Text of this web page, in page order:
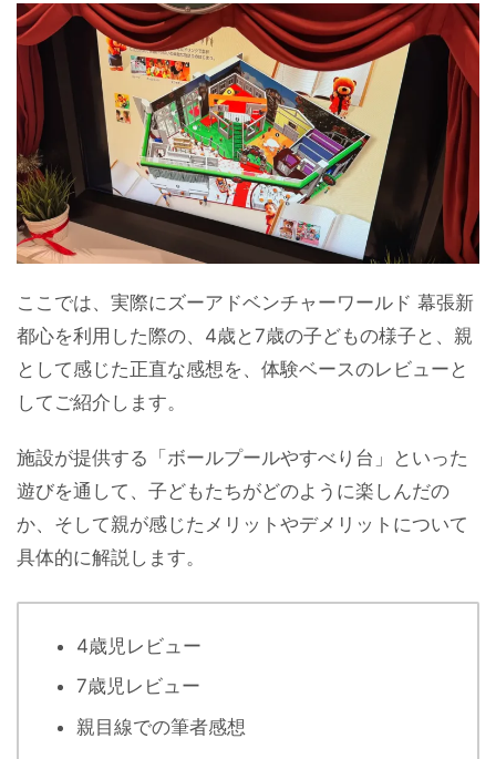
ここでは、実際にズーアドベンチャーワールド 幕張新
都心を利用した際の、4歳と7歳の子どもの様子と、親
として感じた正直な感想を、体験ベースのレビューと
してご紹介します。
施設が提供する「ボールプールやすべり台」といった
遊びを通して、子どもたちがどのように楽しんだの
か、そして親が感じたメリットやデメリットについて
具体的に解説します。
4歳児レビュー
7歳児レビュー
親目線での筆者感想